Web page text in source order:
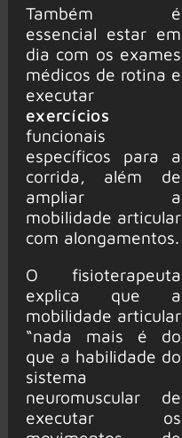
Também é
essencial estar em
dia com os exames
médicos de rotina e
executar
exercícios
funcionais
específicos para a
corrida, além de
ampliar a
mobilidade articular
com alongamentos.
O fisioterapeuta
explica que a
mobilidade articular
“nada mais é do
que a habilidade do
sistema
neuromuscular de
executar os